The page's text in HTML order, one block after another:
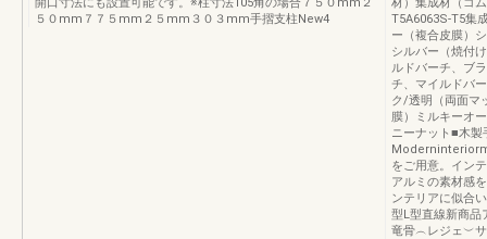
５０mm７７５mm２５mm３０３mm手摺支柱New4
T5A6063S-T5集
ー（複合皮膜）
シルバー（焼付
ルドバーチ、ブ
チ、マイルドバ
ク/透明（両面マ
膜）ミルキーオ
ニーナット■木
をご用意。イン
アルミの素材感
ンテリアに似合
型L型直線新商品
竜骨︵レジェ︶